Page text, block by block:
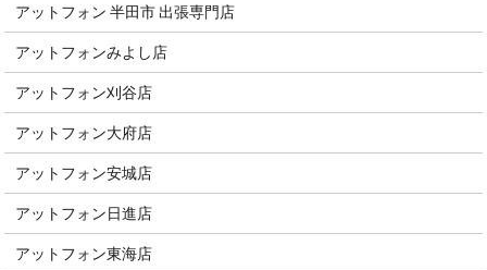
アットフォン 半田市 出張専門店
アットフォンみよし店
アットフォン刈谷店
アットフォン大府店
アットフォン安城店
アットフォン日進店
アットフォン東海店